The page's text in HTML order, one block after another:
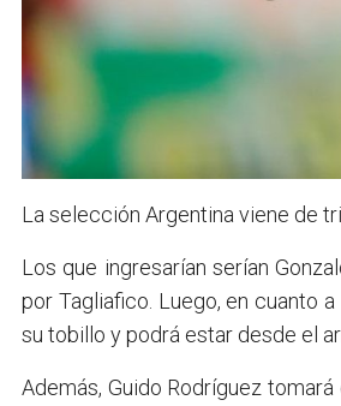
La selección Argentina viene de
Los que ingresarían serían
por Tagliafico. Luego, en cuanto
su tobillo y podrá estar desde el
Además, Guido Rodríguez